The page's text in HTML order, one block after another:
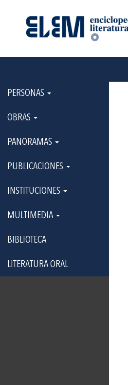
PERSONAS
OBRAS
PANORAMAS
PUBLICACIONES
INSTITUCIONES
MULTIMEDIA
BIBLIOTECA
LITERATURA ORAL